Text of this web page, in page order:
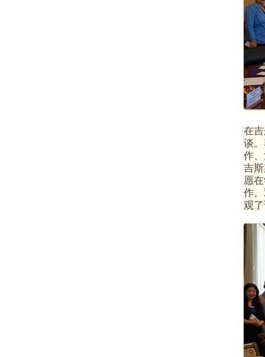
在
谈
作
吉
愿
作
观